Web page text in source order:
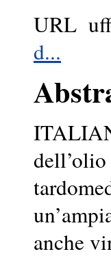
URL
d...
anche